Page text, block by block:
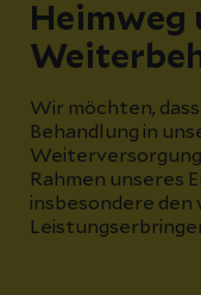
Heimweg
Wir möchten,
Behandlung in
Rahmen unseres
insbesondere